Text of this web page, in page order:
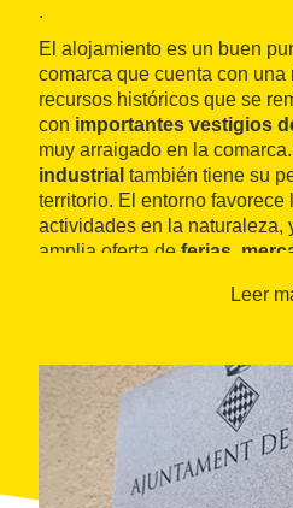
.
El alojamiento es un buen
comarca que cuenta con
recursos históricos que se
con importantes vestigios
muy arraigado en la comarca.
industrial también tiene su
territorio. El entorno favorece
actividades en la naturaleza,
amplia oferta de ferias,
Leer